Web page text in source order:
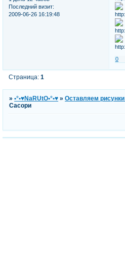
Последний визит:
2009-06-26 16:19:48
0
Страница:1
»•°•♥NaRUtO•°•♥ »Оставляем
Сасори